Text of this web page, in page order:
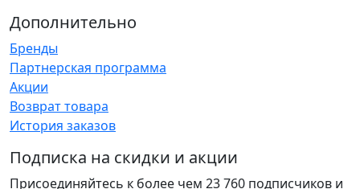
Дополнительно
Бренды
Партнерская программа
Акции
Возврат товара
История заказов
Подписка на скидки и акции
Присоединяйтесь к более чем 23 760 подписчиков и